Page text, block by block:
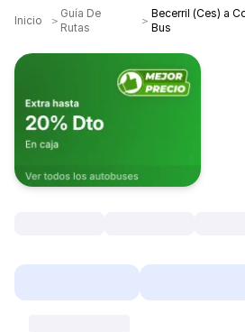
Inicio ＞
Guía De
Rutas
＞
Becerril (Ces) a
Bus